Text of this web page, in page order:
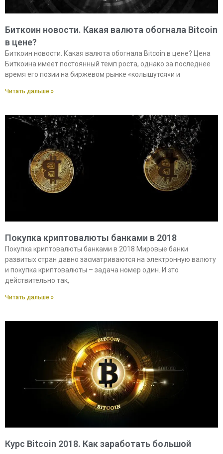
Биткоин новости. Какая валюта обогнала Bitcoin
в цене?
Биткоин новости. Какая валюта обогнала Bitcoin в цене? Цена
Биткоина имеет постоянный темп роста, однако за последнее
время его позии на биржевом рынке «колышутся»и и
Читать дальше »
Покупка криптовалюты банками в 2018
Покупка криптовалюты банками в 2018 Мировые банки
развитых стран давно засматриваются на электронную валюту
и покупка криптовалюты – задача номер один. И это
действительно так,
Читать дальше »
Курс Bitcoin 2018. Как заработать большой